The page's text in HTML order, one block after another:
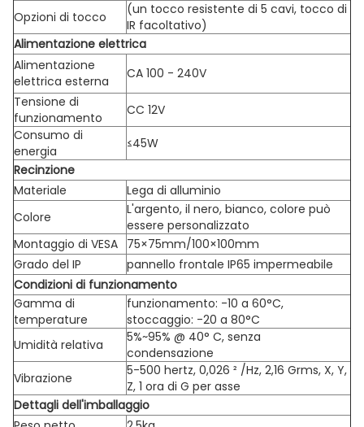
Opzioni di tocco
(un tocco resistente di 5 cavi, tocco di
IR facoltativo)
Alimentazione elettrica
Alimentazione
elettrica esterna
CA 100 - 240V
Tensione di
funzionamento
CC 12V
Consumo di
energia
≤45W
Recinzione
Materiale
Lega di alluminio
Colore
L'argento, il nero, bianco, colore può
essere personalizzato
Montaggio di VESA 75×75mm/100×100mm
Grado del IP
pannello frontale IP65 impermeabile
Condizioni di funzionamento
Gamma di
temperature
funzionamento: -10 a 60°C,
stoccaggio: -20 a 80°C
Umidità relativa
5%~95% @ 40° C, senza
condensazione
Vibrazione
5-500 hertz, 0,026 ² /Hz, 2,16 Grms, X, Y,
Z, 1 ora di G per asse
Dettagli dell'imballaggio